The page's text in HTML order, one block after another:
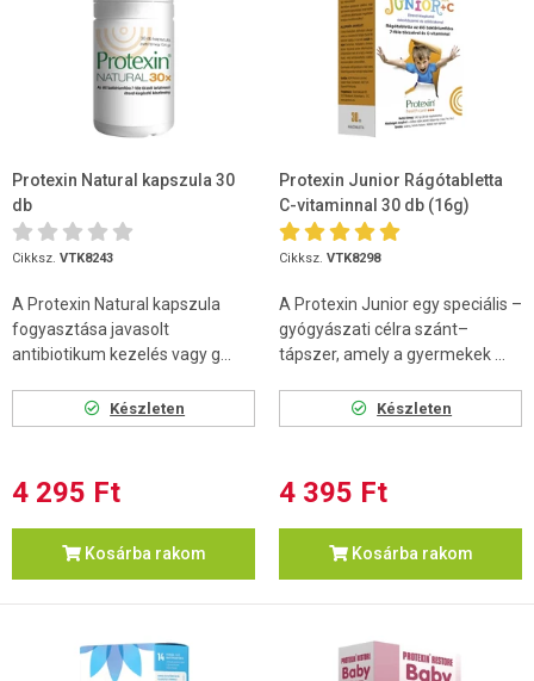
Protexin Natural kapszula 30
db
Cikksz. VTK8243
A Protexin Natural kapszula
fogyasztása javasolt
antibiotikum kezelés vagy g...
Készleten
4 295 Ft
Kosárba rakom
Protexin Junior Rágótabletta
C-vitaminnal 30 db (16g)
Cikksz. VTK8298
A Protexin Junior egy speciális –
gyógyászati célra szánt–
tápszer, amely a gyermekek ...
Készleten
4 395 Ft
Kosárba rakom